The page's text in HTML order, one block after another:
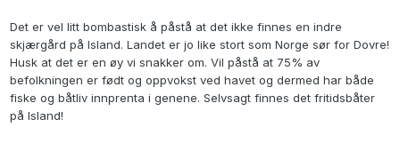
Det er vel litt bombastisk å påstå at det ikke finnes en indre
skjærgård på Island. Landet er jo like stort som Norge sør for Dovre!
Husk at det er en øy vi snakker om. Vil påstå at 75% av
befolkningen er født og oppvokst ved havet og dermed har både
fiske og båtliv innprenta i genene. Selvsagt finnes det fritidsbåter
på Island!